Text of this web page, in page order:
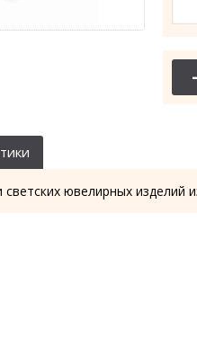
-
ювелирных изделий